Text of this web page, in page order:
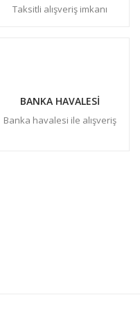
Taksitli alışveriş imkanı
BANKA HAVALESİ
Banka havalesi ile alışveriş